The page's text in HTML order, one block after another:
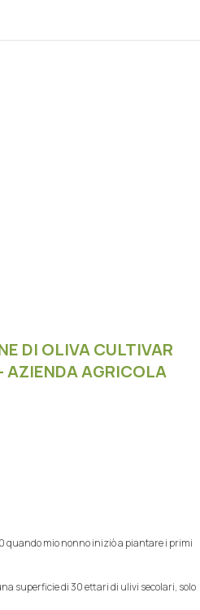
DI OLIVA CULTIVAR
AGRICOLA
quando mio nonno iniziò a piantare i primi
superficie di 30 ettari di ulivi secolari, solo